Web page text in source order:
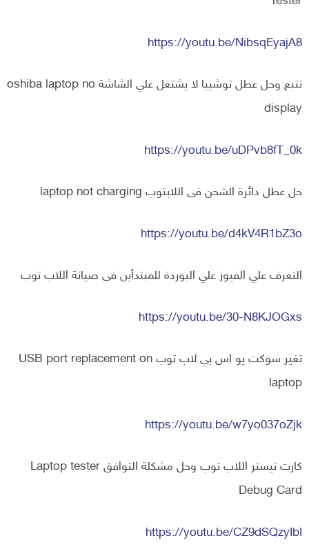
https://youtu.be/NibsqEyajA8
تتبع وحل عطل توشيبا لا يشتغل علي الشاشة oshiba laptop no
display
https://youtu.be/uDPvb8fT_0k
حل عطل دائرة الشحن فى اللابتوب laptop not charging
https://youtu.be/d4kV4R1bZ3o
التعرف علي الفيوز علي البوردة للمبتدأين فى صيانة اللاب توب
https://youtu.be/30-N8KJOGxs
تغير سوكت يو اس بي لاب توب USB port replacement on
laptop
https://youtu.be/w7yo037oZjk
كارت تيستر اللاب توب وحل مشكلة التوافق Laptop tester
Debug Card
https://youtu.be/CZ9dSQzyIbI